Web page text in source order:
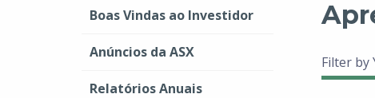
Boas Vindas ao Investidor
Anúncios da ASX
Relatórios Anuais
Filter by